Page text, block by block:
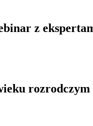
z
rozrodczym